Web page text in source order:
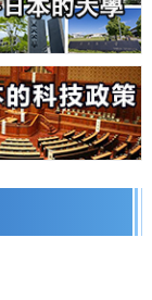
護受損神經細胞的
膠—黃銅黏接界面
計開闢道路
超小型GAD67啟動
所致